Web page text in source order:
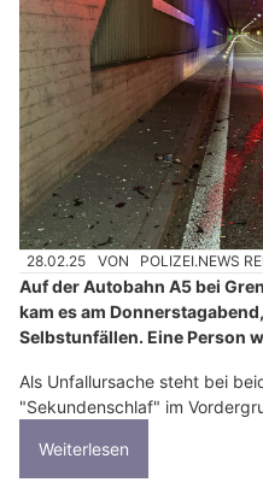
28.02.25 VON POLIZEI.NEWS
Auf der Autobahn A5 bei
kam es am
Selbstunfällen. Eine Person
Als Unfallursache steht bei
"Sekundenschlaf" im
Weiterlesen